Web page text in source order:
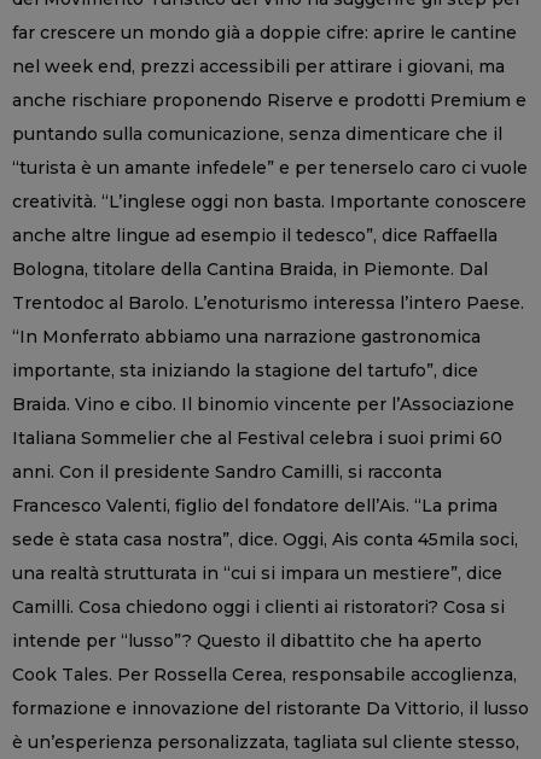
far crescere un mondo già a doppie cifre: aprire le cantine
nel week end, prezzi accessibili per attirare i giovani, ma
anche rischiare proponendo Riserve e prodotti Premium e
puntando sulla comunicazione, senza dimenticare che il
“turista è un amante infedele” e per tenerselo caro ci vuole
creatività. “L’inglese oggi non basta. Importante conoscere
anche altre lingue ad esempio il tedesco”, dice Raffaella
Bologna, titolare della Cantina Braida, in Piemonte. Dal
Trentodoc al Barolo. L’enoturismo interessa l’intero Paese.
“In Monferrato abbiamo una narrazione gastronomica
importante, sta iniziando la stagione del tartufo”, dice
Braida. Vino e cibo. Il binomio vincente per l’Associazione
Italiana Sommelier che al Festival celebra i suoi primi 60
anni. Con il presidente Sandro Camilli, si racconta
Francesco Valenti, figlio del fondatore dell’Ais. “La prima
sede è stata casa nostra”, dice. Oggi, Ais conta 45mila soci,
una realtà strutturata in “cui si impara un mestiere”, dice
Camilli. Cosa chiedono oggi i clienti ai ristoratori? Cosa si
intende per “lusso”? Questo il dibattito che ha aperto
Cook Tales. Per Rossella Cerea, responsabile accoglienza,
formazione e innovazione del ristorante Da Vittorio, il lusso
è un’esperienza personalizzata, tagliata sul cliente stesso,